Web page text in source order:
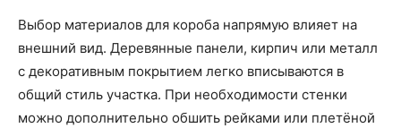
Выбор материалов для короба напрямую влияет на
внешний вид. Деревянные панели, кирпич или металл
с декоративным покрытием легко вписываются в
общий стиль участка. При необходимости стенки
можно дополнительно обшить рейками или плетёной